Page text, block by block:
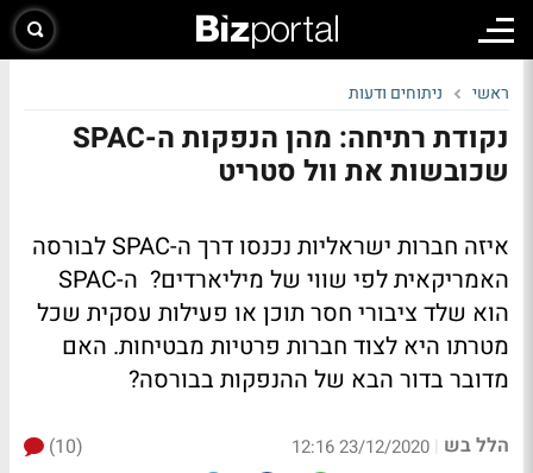
ראשי ניתוחים ודעות
נקודת רתיחה: מהן הנפקות ה-SPAC
שכובשות את וול סטריט
איזה חברות ישראליות נכנסו דרך ה-SPAC לבורסה
האמריקאית לפי שווי של מיליארדים? ה-SPAC
הוא שלד ציבורי חסר תוכן או פעילות עסקית שכל
מטרתו היא לצוד חברות פרטיות מבטיחות. האם
מדובר בדור הבא של ההנפקות בבורסה?
הלל בש |
23/12/2020 12:16
(10)